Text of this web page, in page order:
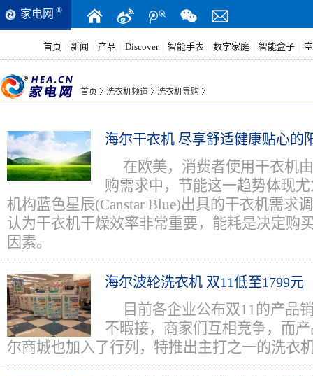
家电网 ®
首页 新闻 产品 Discover 智能手表 数字家庭 智能盒子
首页 洗衣机频道 洗衣机导购
海尔干衣机 尽享舒适健康贴心的
在欧美，消费者使用干衣机
购需求中，节能这一趋势体现
机构蓝色星辰(Canstar Blue)出具的干衣机需求
认为干衣机干燥效率非常重要，能耗是决定购
因素。
海尔波轮洗衣机 双11低至1799元
目前各企业公布双11的产品
不暇接，商家们互相竞争，而
尔商城也加入了行列，特推出主打之一的洗衣